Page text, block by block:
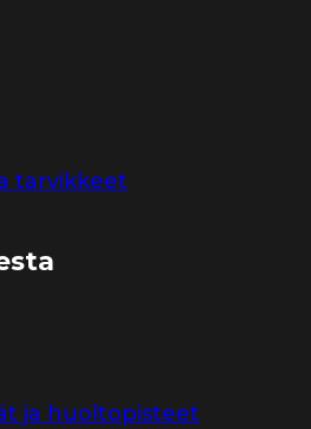
tarvikkeet
ja huoltopisteet